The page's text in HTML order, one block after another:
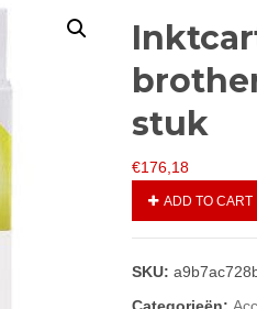
stuk
€176,18
ADD TO CART
SKU: